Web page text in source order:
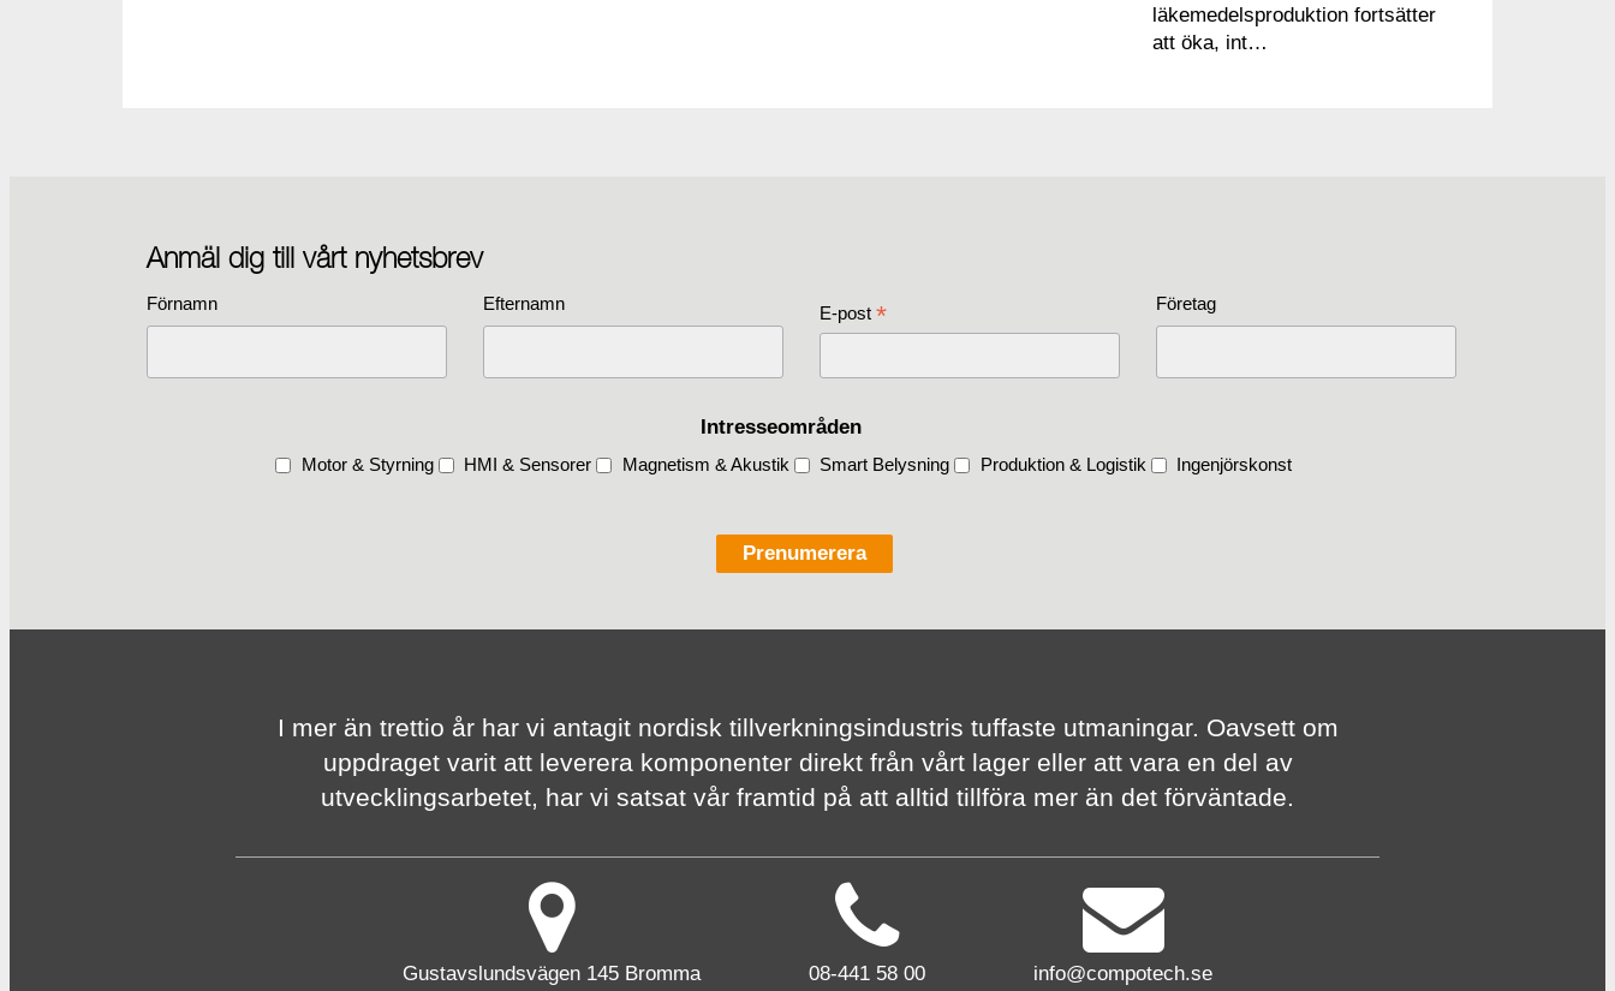
läkemedelsproduktion fortsätter
att öka, int…
Anmäl dig till vårt nyhetsbrev
Förnamn Efternamn E-post * Företag
Intresseområden
Motor & Styrning HMI & Sensorer Magnetism & Akustik Smart Belysning Produktion & Logistik Ingenjörskonst
I mer än trettio år har vi antagit nordisk tillverknings­industris tuffaste utmaningar. Oavsett om
uppdraget varit att leverera komponenter direkt från vårt lager eller att vara en del av
utvecklingsarbetet, har vi satsat vår framtid på att alltid tillföra mer än det förväntade.
Gustavslundsvägen 145 Bromma 08-441 58 00 info@compotech.se